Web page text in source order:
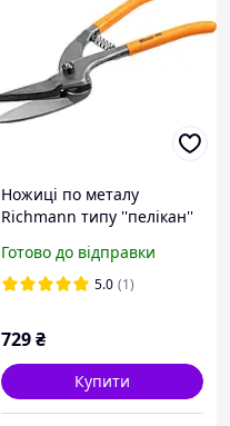
Ножиці по металу
Richmann типу ''пелікан''
Готово до відправки
5.0 (1)
729₴
Купити